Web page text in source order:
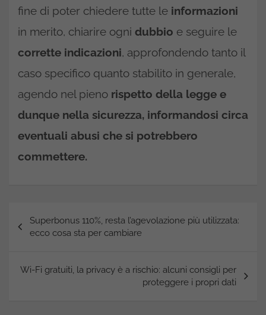
fine di poter chiedere tutte le informazioni
in merito, chiarire ogni dubbio e seguire le
corrette indicazioni, approfondendo tanto il
caso specifico quanto stabilito in generale,
agendo nel pieno rispetto della legge e
dunque nella sicurezza, informandosi circa
eventuali abusi che si potrebbero
commettere.
articoli
Superbonus 110%, resta l’agevolazione più utilizzata:
ecco cosa sta per cambiare
Wi-Fi gratuiti, la privacy è a rischio: alcuni consigli per
proteggere i propri dati